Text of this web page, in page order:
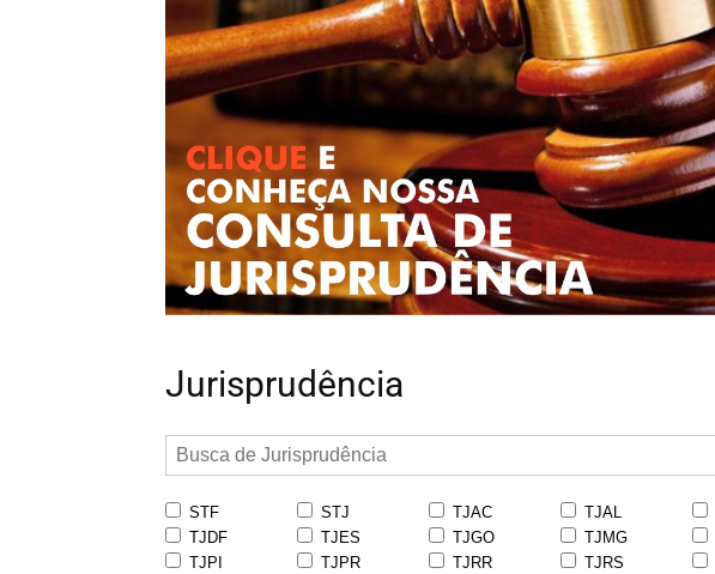
Jurisprudência
STF STJ TJAC TJAL
TJDF
TJES TJGO TJMG
TJPI
TJPR TJRR TJRS